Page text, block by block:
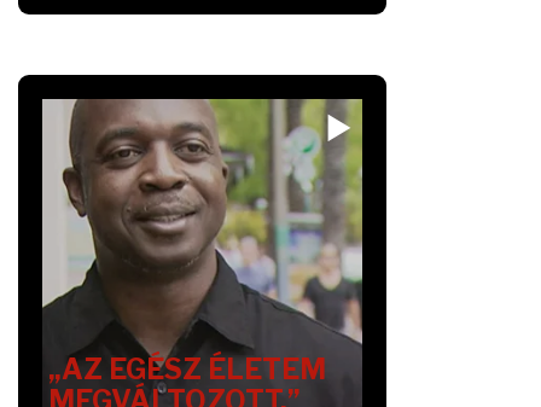
„AZ EGÉSZ ÉLETEM